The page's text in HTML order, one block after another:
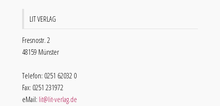
LIT VERLAG
Fresnostr. 2
48159 Münster
Telefon: 0251 62032 0
Fax: 0251 231972
eMail: lit@lit-verlag.de